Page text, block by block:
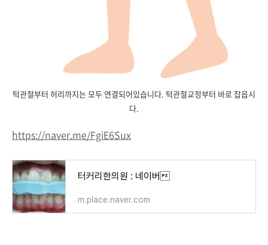
턱관절부터 허리까지는 모두 연결되어있습니다. 턱관절교정부터 바로 잡읍시
다.
https://naver.me/FgiE6Sux
터커리한의원 : 네이버
m.place.naver.com